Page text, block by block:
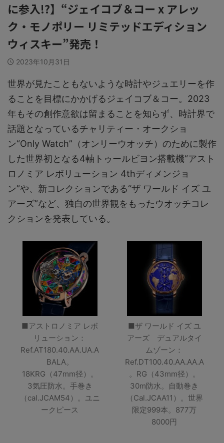
に参入!?】“ジェイコブ＆コー x アレッ
ク・モノポリー リミテッドエディション
ウィスキー”発売！
2023年10月31日
世界が見たこともないような時計やジュエリーを作
ることを目標にかかげるジェイコブ＆コー。2023
年もその創作意欲は留まることを知らず、時計界で
話題となっているチャリティー・オークショ
ン“Only Watch”（オンリーウオッチ）のために製作
した世界初となる4軸トゥールビヨン搭載機“アスト
ロノミア レボリューション 4thディメンジョ
ン”や、新コレクションである“ザ ワールド イズ ユ
アーズ”など、独自の世界観をもったウオッチコレ
クションを発表している。
■アストロノミア レボ
リューション：
Ref.AT180.40.AA.UA.A
BALA。
18KRG（47mm径）。
3気圧防水。手巻き
（cal.JCAM54）。ユニ
ークピース
■ザ ワールド イズ ユ
アーズ デュアルタイ
ムゾーン：
Ref.DT100.40.AA.AA.A
。RG（43mm径）。
30m防水。自動巻き
（Cal.JCAA11）。世界
限定999本。877万
8000円